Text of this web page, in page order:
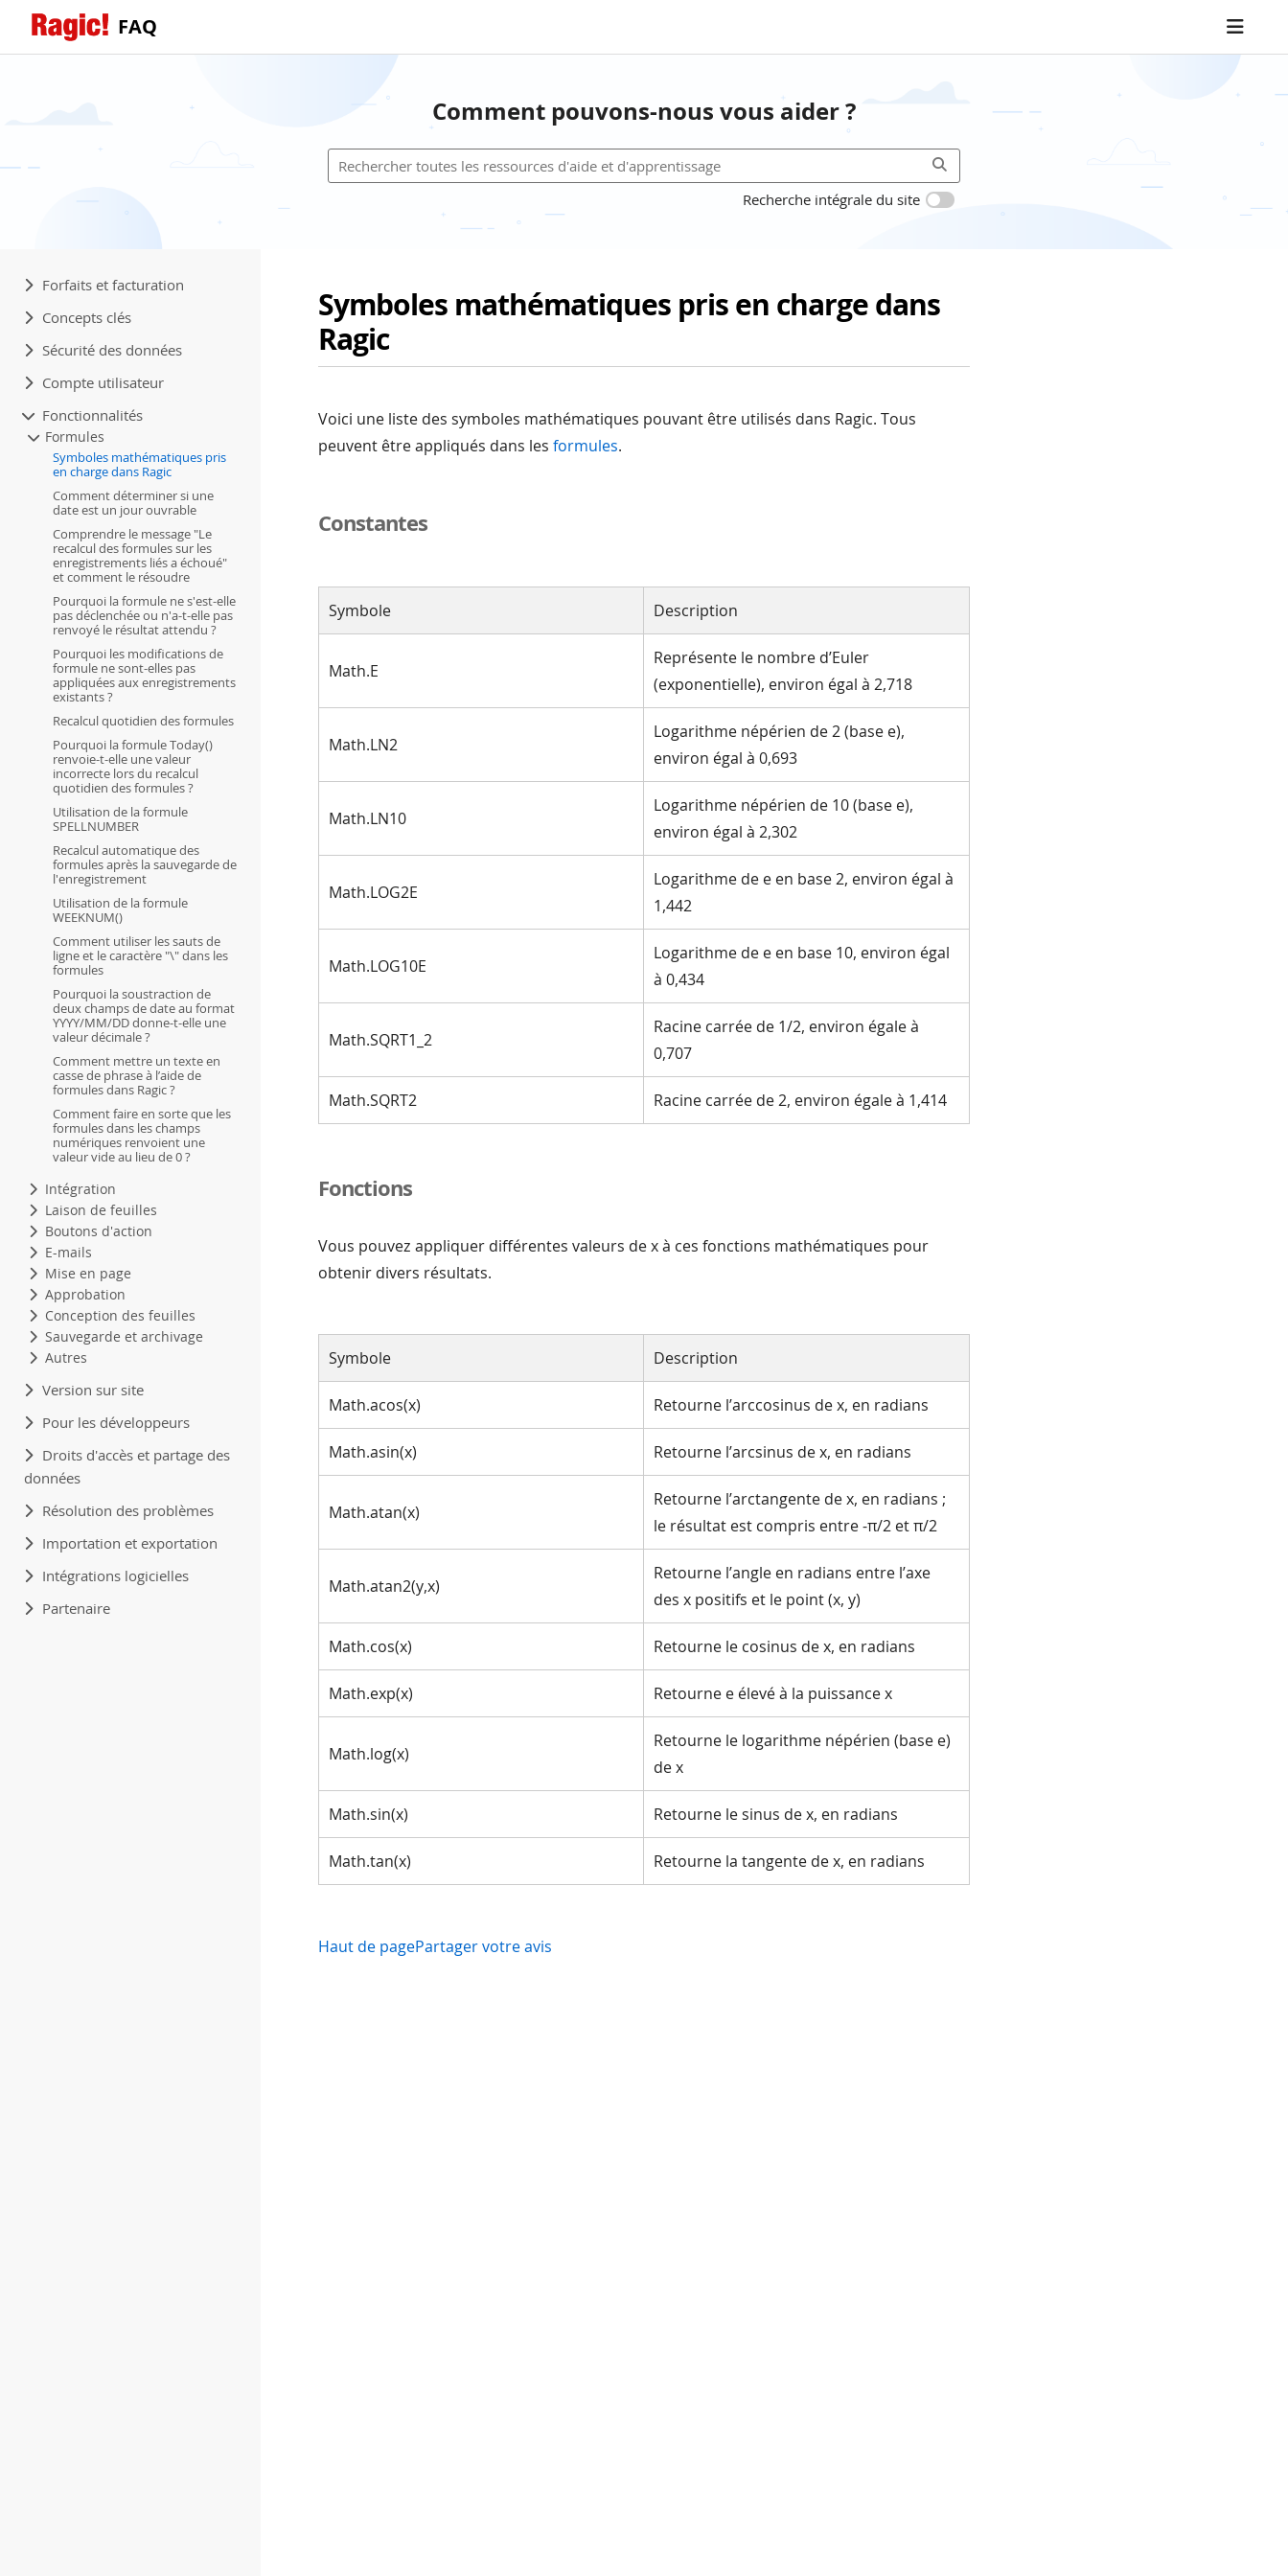
FAQ
Comment pouvons-nous vous aider ?
Recherche intégrale du site
Forfaits et facturation
Concepts clés
Sécurité des données
Compte utilisateur
Fonctionnalités
Formules
Symboles mathématiques pris
en charge dans Ragic
Comment déterminer si une
date est un jour ouvrable
Comprendre le message "Le
recalcul des formules sur les
enregistrements liés a échoué"
et comment le résoudre
Pourquoi la formule ne s'est-elle
pas déclenchée ou n'a-t-elle pas
renvoyé le résultat attendu ?
Pourquoi les modifications de
formule ne sont-elles pas
appliquées aux enregistrements
existants ?
Recalcul quotidien des formules
Pourquoi la formule Today()
renvoie-t-elle une valeur
incorrecte lors du recalcul
quotidien des formules ?
Utilisation de la formule
SPELLNUMBER
Recalcul automatique des
formules après la sauvegarde de
l'enregistrement
Utilisation de la formule
WEEKNUM()
Comment utiliser les sauts de
ligne et le caractère "\" dans les
formules
Pourquoi la soustraction de
deux champs de date au format
YYYY/MM/DD donne-t-elle une
valeur décimale ?
Comment mettre un texte en
casse de phrase à l’aide de
formules dans Ragic ?
Comment faire en sorte que les
formules dans les champs
numériques renvoient une
valeur vide au lieu de 0 ?
Intégration
Laison de feuilles
Boutons d'action
E-mails
Mise en page
Approbation
Conception des feuilles
Sauvegarde et archivage
Autres
Version sur site
Pour les développeurs
Droits d'accès et partage des
données
Résolution des problèmes
Importation et exportation
Intégrations logicielles
Partenaire
Symboles mathématiques pris en charge dans
Ragic
Voici une liste des symboles mathématiques pouvant être utilisés dans Ragic. Tous
peuvent être appliqués dans les formules.
Constantes
Symbole Description
Math.E
Représente le nombre d’Euler
(exponentielle), environ égal à 2,718
Math.LN2
Logarithme népérien de 2 (base e),
environ égal à 0,693
Math.LN10
Logarithme népérien de 10 (base e),
environ égal à 2,302
Math.LOG2E
Logarithme de e en base 2, environ égal à
1,442
Math.LOG10E
Logarithme de e en base 10, environ égal
à 0,434
Math.SQRT1_2
Racine carrée de 1/2, environ égale à
0,707
Math.SQRT2 Racine carrée de 2, environ égale à 1,414
Fonctions
Vous pouvez appliquer différentes valeurs de x à ces fonctions mathématiques pour
obtenir divers résultats.
Symbole Description
Math.acos(x) Retourne l’arccosinus de x, en radians
Math.asin(x) Retourne l’arcsinus de x, en radians
Math.atan(x)
Retourne l’arctangente de x, en radians ;
le résultat est compris entre -π/2 et π/2
Math.atan2(y,x)
Retourne l’angle en radians entre l’axe
des x positifs et le point (x, y)
Math.cos(x) Retourne le cosinus de x, en radians
Math.exp(x) Retourne e élevé à la puissance x
Math.log(x)
Retourne le logarithme népérien (base e)
de x
Math.sin(x) Retourne le sinus de x, en radians
Math.tan(x) Retourne la tangente de x, en radians
Haut de pagePartager votre avis